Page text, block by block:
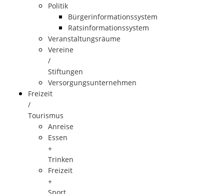
Politik
Bürgerinformationssystem
Ratsinformationssystem
Veranstaltungsräume
Vereine
/
Stiftungen
Versorgungsunternehmen
Freizeit
/
Tourismus
Anreise
Essen
+
Trinken
Freizeit
+
Sport